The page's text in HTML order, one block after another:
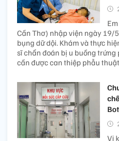
Cần Thơ) nhập viện ngày 19/
bụng dữ dội. Khám và thực
sĩ chẩn đoán bị u buồng trứng
cần được can thiệp phẫu
Vi